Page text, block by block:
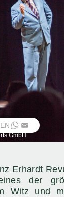
GmbH
WHATSAPP
EMAIL
Erhardt
der
Witz und